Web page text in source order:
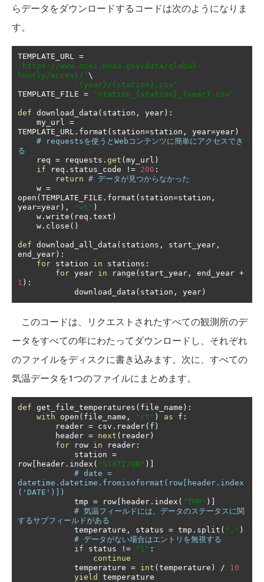
らデータをダウンロードするコードは次のようになりま
す。
TEMPLATE_URL =
'https://www.ncei.noaa.gov/data/global-
hourly/access/' \
'{year}/{station}.csv'
TEMPLATE_FILE = 'station_{station}_{year}.csv'
def download_data ( station , year):
    my_url
=
TEMPLATE_URL . format ( station=station , year=year)
# requestsを使うとWebコンテンツに簡単にアクセスでき
る
    req
= requests . get (my_url )
if req . status_code != 200 :
return # データが見つからなかった
    w
=
open (TEMPLATE_FILE . format ( station=station ,
year=year), "wt" )
    w
. write ( req . text )
    w
. close ()
def download_all_data ( stations , start_year ,
end_year):
for station in stations :
for year in range ( start_year , end_year +
1 ):
            download_data
( station , year)
このコードは、リクエストされたすべての観測所のデ
ータをすべての年にわたってダウンロードし、それぞれ
のファイルをディスクに書き込みます。次に、すべての
気温データを1つのファイルにまとめます。
def get_file_temperatures ( file_name ):
with open ( file_name , "rt" ) as f :
        reader
= csv . reader( f )
        header
= next ( reader)
for row in reader :
            station
=
row [ header . index ( "STATI/ON" )]
# date =
datetime.datetime.fromisoformat(row[header.index
('DATE')])
            tmp
= row [ header . index ( "TMP" )]
# 気温フィールドには、データのステータスに関
するサブフィールドがある
            temperature
, status = tmp . split ( "," )
# データがない場合はエントリを無視する
if status != "1" :
continue
            temperature
= int (temperature ) /
10
yield
temperature